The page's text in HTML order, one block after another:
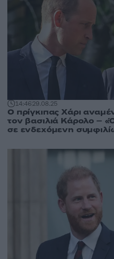
14:4629.08.25
Ο πρίγκιπας Χάρι
τον βασιλιά Κάρολο –
σε ενδεχόμενη